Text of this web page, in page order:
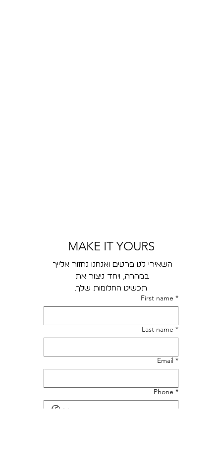
MAKE IT YOURS
במהרה, ויחד ניצור את
תכשיט החלומות שלך.
*
First name
*
Last name
*
Email
*
Phone